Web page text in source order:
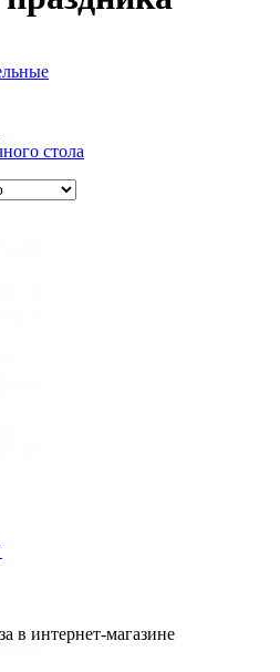
стола
в интернет-магазине